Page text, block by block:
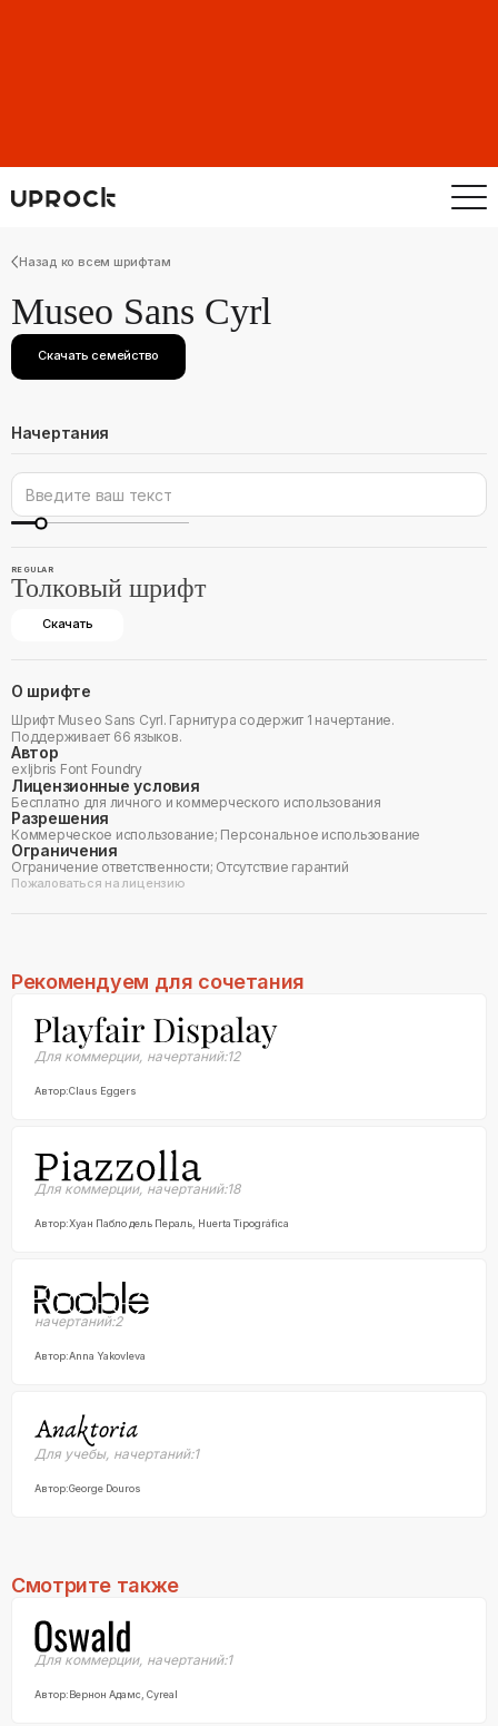
Назад ко всем шрифтам
Museo Sans Cyrl
Скачать семейство
Начертания
REGULAR
Толковый шрифт
Скачать
О шрифте
Шрифт Museo Sans Cyrl. Гарнитура содержит 1 начертание.
Поддерживает 66 языков.
Автор
exljbris Font Foundry
Лицензионные условия
Бесплатно для личного и коммерческого использования
Разрешения
Коммерческое использование; Персональное использование
Ограничения
Ограничение ответственности; Отсутствие гарантий
Пожаловаться на лицензию
Рекомендуем для сочетания
Для коммерции, начертаний:12
Автор:Claus Eggers
Для коммерции, начертаний:18
Автор:Хуан Пабло дель Пераль, Huerta Tipográfica
начертаний:2
Автор:Anna Yakovleva
Для учебы, начертаний:1
Автор:George Douros
Смотрите также
Для коммерции, начертаний:1
Автор:Вернон Адамс, Cyreal